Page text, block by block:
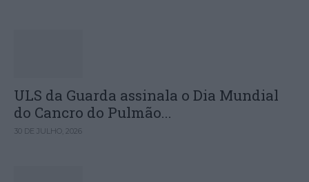
ULS da Guarda assinala o Dia Mundial
do Cancro do Pulmão...
30 DE JULHO, 2026